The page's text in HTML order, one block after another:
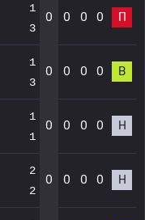
1
3
0 0 0 0 П
1
3
0 0 0 0 В
1
1
0 0 0 0 Н
2
2
0 0 0 0 Н